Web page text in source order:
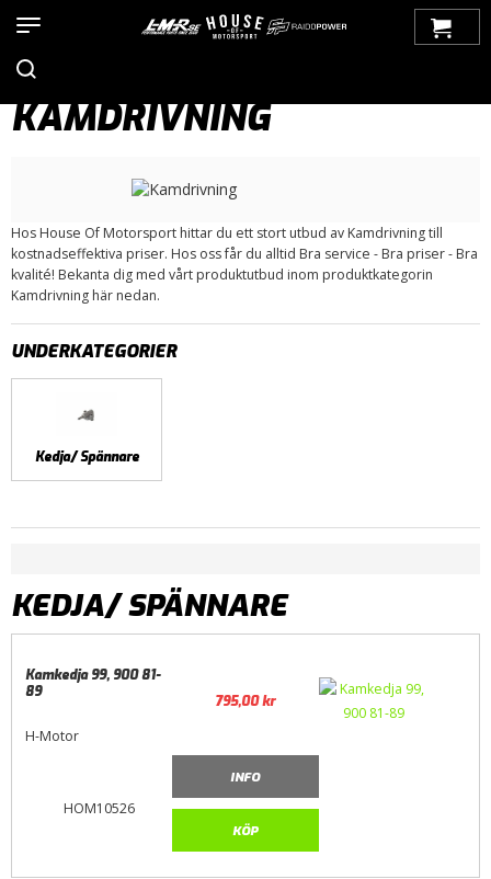
Motor / Tillbehör>
Kamdrivning
KAMDRIVNING
Hos House Of Motorsport hittar du ett stort utbud av Kamdrivning till
kostnadseffektiva priser. Hos oss får du alltid Bra service - Bra priser - Bra
kvalité! Bekanta dig med vårt produktutbud inom produktkategorin
Kamdrivning här nedan.
UNDERKATEGORIER
Kedja/ Spännare
KEDJA/ SPÄNNARE
HOM10526
Kamkedja 99, 900 81-
89
H-Motor
795,00kr
INFO
KÖP